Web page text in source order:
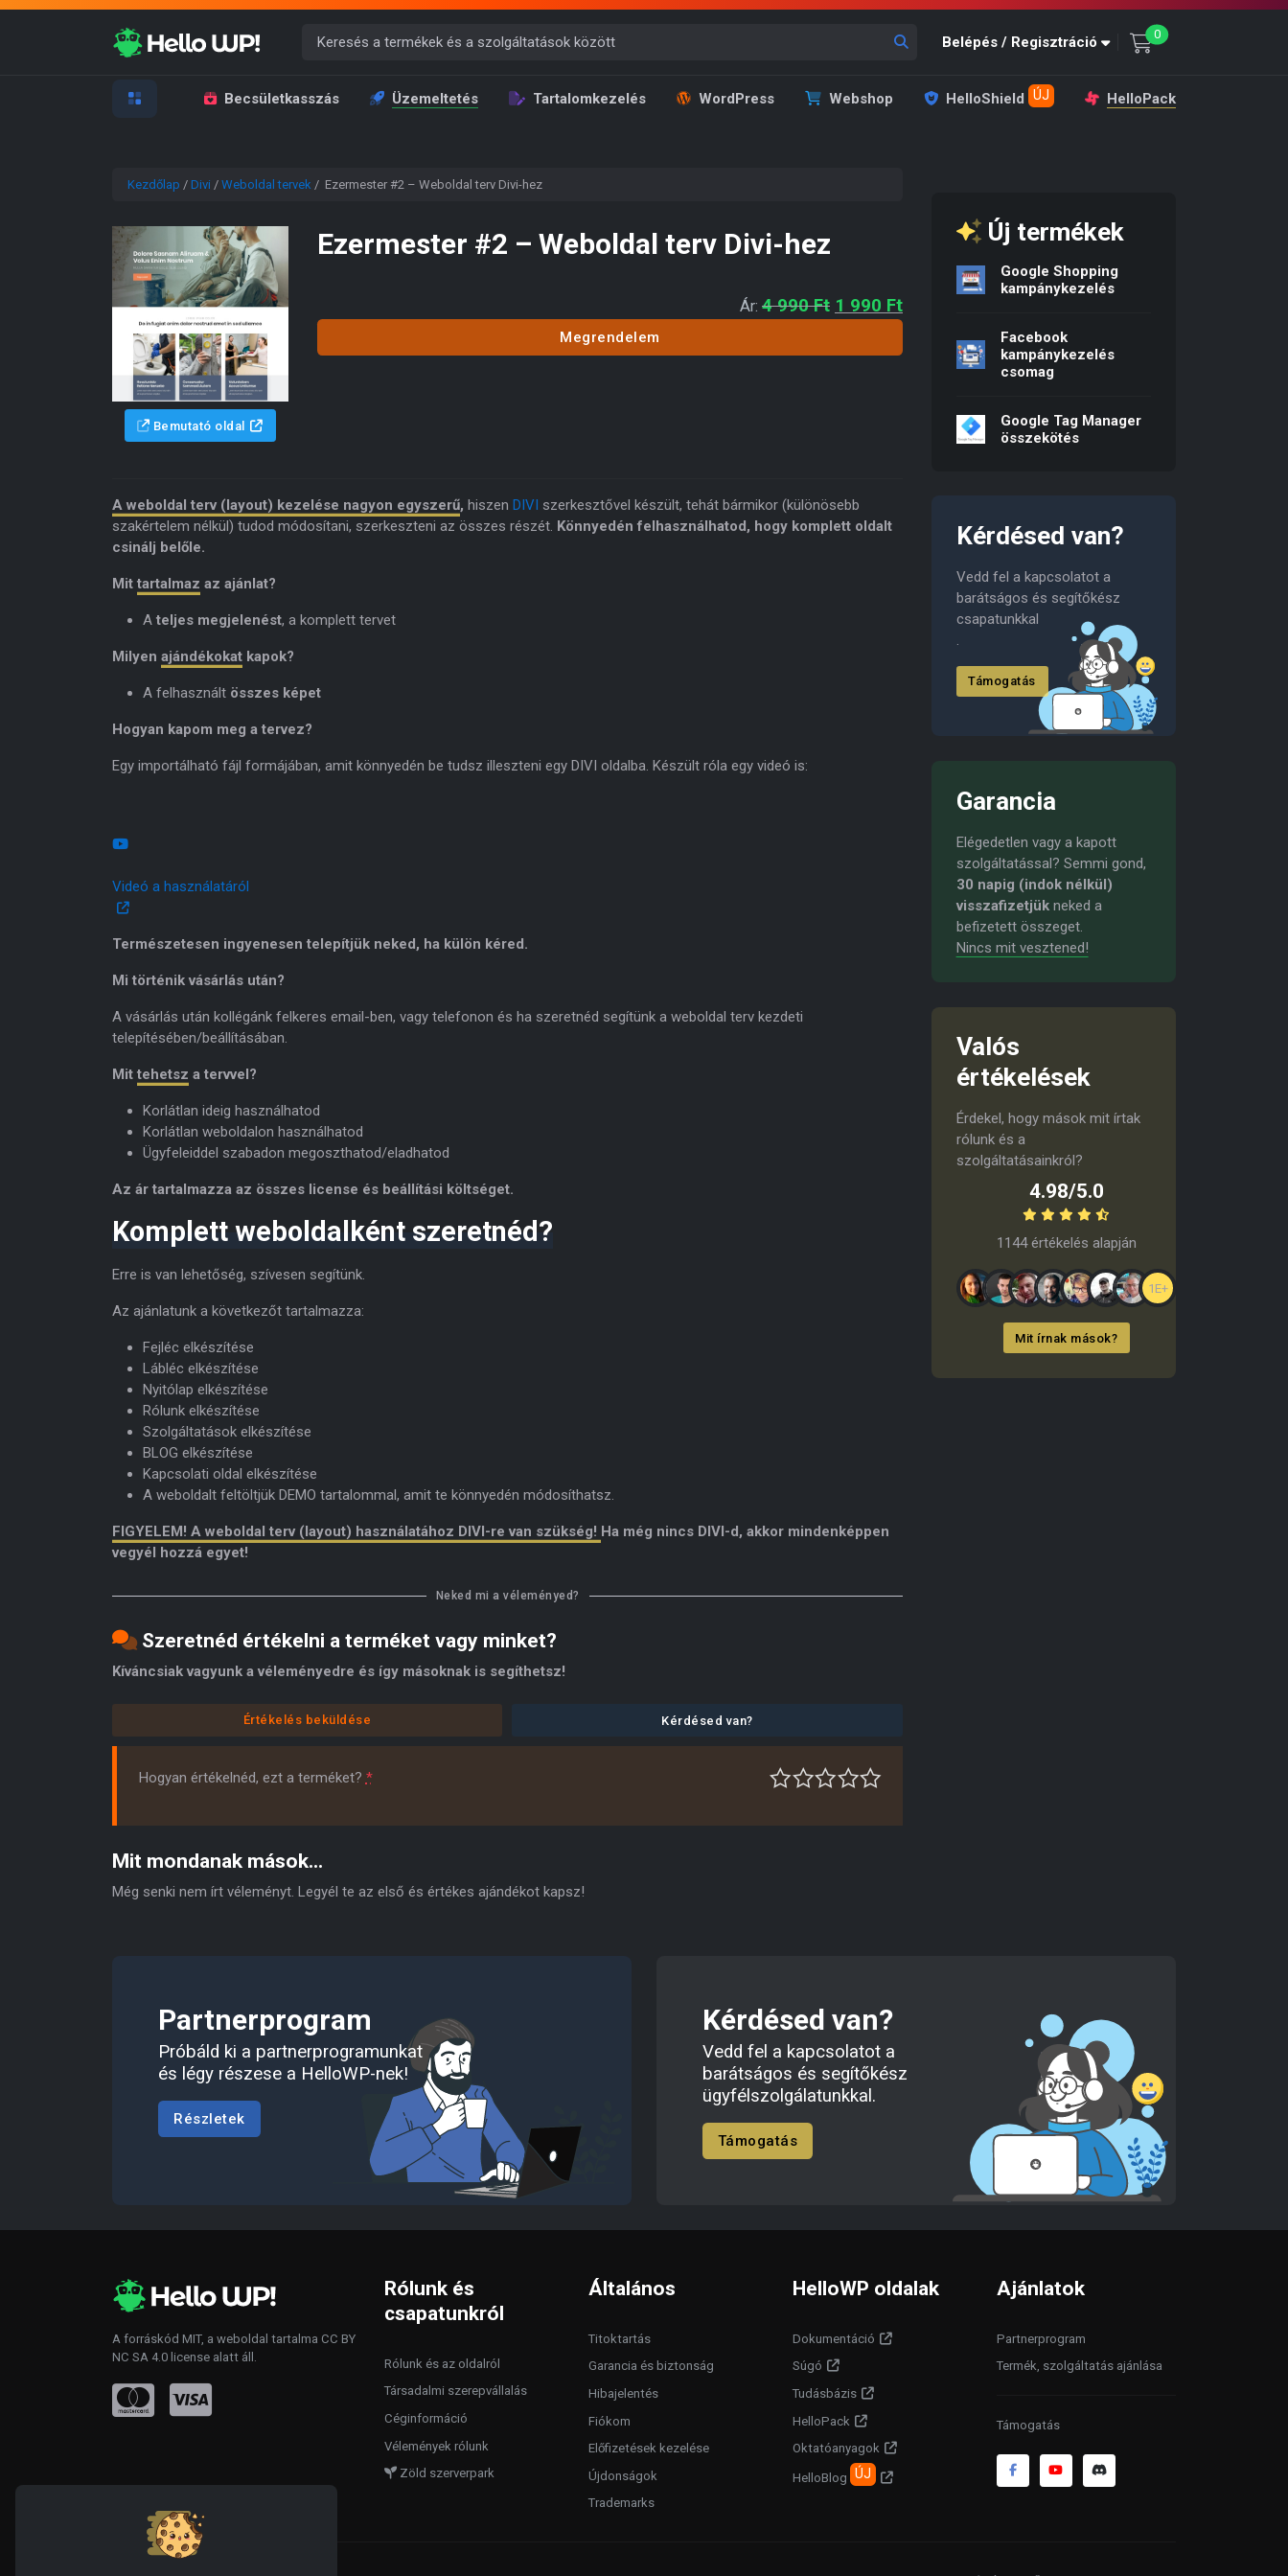
Belépés / Regisztráció 0unread messages
Becsületkasszás Üzemeltetés Tartalomkezelés WordPress Webshop HelloShield ÚJ HelloPack
Kezdőlap / Divi / Weboldal tervek / Ezermester #2 – Weboldal terv Divi-hez
Bemutató oldal
Ezermester #2 – Weboldal terv Divi-hez
Ár: 4 990Ft Original price was: 4 990 Ft.
1 990 FtCurrent price is: 1 990 Ft.
Megrendelem
A weboldal terv (layout) kezelése nagyon egyszerű, hiszen DIVI szerkesztővel készült, tehát bármikor (különösebb
szakértelem nélkül) tudod módosítani, szerkeszteni az összes részét. Könnyedén felhasználhatod, hogy komplett oldalt
csinálj belőle.
Mit tartalmaz az ajánlat?
A teljes megjelenést, a komplett tervet
Milyen ajándékokat kapok?
A felhasznált összes képet
Hogyan kapom meg a tervez?
Egy importálható fájl formájában, amit könnyedén be tudsz illeszteni egy DIVI oldalba. Készült róla egy videó is:
Videó a használatáról
Természetesen ingyenesen telepítjük neked, ha külön kéred.
Mi történik vásárlás után?
A vásárlás után kollégánk felkeres email-ben, vagy telefonon és ha szeretnéd segítünk a weboldal terv kezdeti
telepítésében/beállításában.
Mit tehetsz a tervvel?
Korlátlan ideig használhatod
Korlátlan weboldalon használhatod
Ügyfeleiddel szabadon megoszthatod/eladhatod
Az ár tartalmazza az összes license és beállítási költséget.
Komplett weboldalként szeretnéd?
Erre is van lehetőség, szívesen segítünk.
Az ajánlatunk a következőt tartalmazza:
Fejléc elkészítése
Lábléc elkészítése
Nyitólap elkészítése
Rólunk elkészítése
Szolgáltatások elkészítése
BLOG elkészítése
Kapcsolati oldal elkészítése
A weboldalt feltöltjük DEMO tartalommal, amit te könnyedén módosíthatsz.
FIGYELEM! A weboldal terv (layout) használatához DIVI-re van szükség! Ha még nincs DIVI-d, akkor mindenképpen
vegyél hozzá egyet!
Neked mi a véleményed?
Szeretnéd értékelni a terméket vagy minket?
Kíváncsiak vagyunk a véleményedre és így másoknak is segíthetsz!
Értékelés beküldése Kérdésed van?
Hogyan értékelnéd, ezt a terméket? *
Mit mondanak mások...
Még senki nem írt véleményt. Legyél te az első és értékes ajándékot kapsz!
Új termékek
Google Shopping
kampánykezelés
Facebook
kampánykezelés
csomag
Google Tag Manager
összekötés
Kérdésed van?
Vedd fel a kapcsolatot a
barátságos és segítőkész
csapatunkkal
.
Támogatás
Garancia
Elégedetlen vagy a kapott
szolgáltatással? Semmi gond,
30 napig (indok nélkül)
visszafizetjükneked a
befizetett összeget.
Nincs mit vesztened!
Valós
értékelések
Érdekel, hogy mások mit írtak
rólunk és a
szolgáltatásainkról?
4.98/5.0
1144 értékelés alapján
1E+
Mit írnak mások?
Partnerprogram
Próbáld ki a partnerprogramunkat
és légy részese a HelloWP-nek!
Részletek
Kérdésed van?
Vedd fel a kapcsolatot a
barátságos és segítőkész
ügyfélszolgálatunkkal.
Támogatás
A forráskód MIT, a weboldal tartalma CC BY
NC SA 4.0 license alatt áll.
Rólunk és
csapatunkról
Rólunk és az oldalról
Társadalmi szerepvállalás
Céginformáció
Vélemények rólunk
Zöld szerverpark
Általános
Titoktartás
Garancia és biztonság
Hibajelentés
Fiókom
Előfizetések kezelése
Újdonságok
Trademarks
HelloWP oldalak
Dokumentáció
Súgó
Tudásbázis
HelloPack
Oktatóanyagok
HelloBlog ÚJ
Ajánlatok
Partnerprogram
Termék, szolgáltatás ajánlása
Támogatás